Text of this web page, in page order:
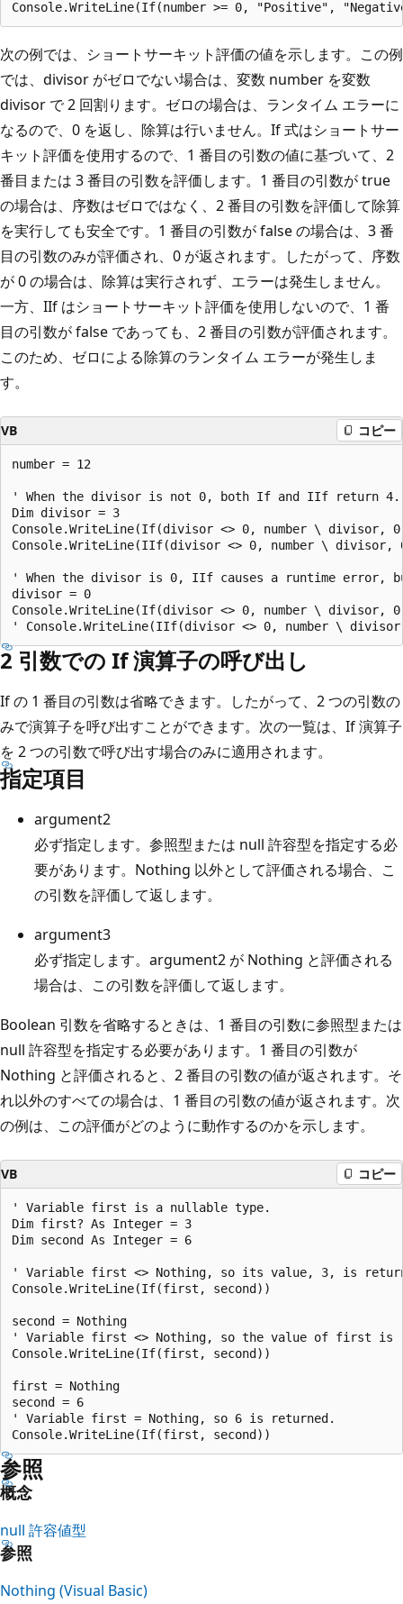
次の例では、ショートサーキット評価の値を示します。この例
では、divisor がゼロでない場合は、変数 number を変数
divisor で 2 回割ります。ゼロの場合は、ランタイム エラーに
なるので、0 を返し、除算は行いません。If 式はショートサー
キット評価を使用するので、1 番目の引数の値に基づいて、2
番目または 3 番目の引数を評価します。1 番目の引数が true
の場合は、序数はゼロではなく、2 番目の引数を評価して除算
を実行しても安全です。1 番目の引数が false の場合は、3 番
目の引数のみが評価され、0 が返されます。したがって、序数
が 0 の場合は、除算は実行されず、エラーは発生しません。
一方、IIf はショートサーキット評価を使用しないので、1 番
目の引数が false であっても、2 番目の引数が評価されます。
このため、ゼロによる除算のランタイム エラーが発生しま
す。
VB コピー
number = 12
' When the divisor is not 0, both If and IIf return 4.
Dim divisor = 3
Console.WriteLine(If(divisor <> 0, number \ divisor,
Console.WriteLine(IIf(divisor <> 0, number \ divisor,
' When the divisor is 0, IIf causes a runtime error,
divisor = 0
Console.WriteLine(If(divisor <> 0, number \ divisor,
2 引数での If 演算子の呼び出し
If の 1 番目の引数は省略できます。したがって、2 つの引数の
みで演算子を呼び出すことができます。次の一覧は、If 演算子
を 2 つの引数で呼び出す場合のみに適用されます。
指定項目
argument2
必ず指定します。参照型または null 許容型を指定する必
要があります。Nothing 以外として評価される場合、こ
の引数を評価して返します。
argument3
必ず指定します。argument2 が Nothing と評価される
場合は、この引数を評価して返します。
Boolean 引数を省略するときは、1 番目の引数に参照型または
null 許容型を指定する必要があります。1 番目の引数が
Nothing と評価されると、2 番目の引数の値が返されます。そ
れ以外のすべての場合は、1 番目の引数の値が返されます。次
の例は、この評価がどのように動作するのかを示します。
VB コピー
' Variable first is a nullable type.
Dim first? As Integer = 3
Dim second As Integer = 6
' Variable first <> Nothing, so its value, 3, is
Console.WriteLine(If(first, second))
second = Nothing
' Variable first <> Nothing, so the value of first is
Console.WriteLine(If(first, second))
first = Nothing
second = 6
' Variable first = Nothing, so 6 is returned.
参照
概念
null 許容値型
参照
Nothing (Visual Basic)